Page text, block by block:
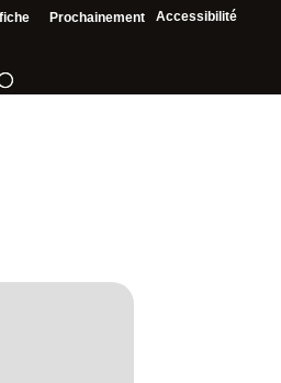
Accessibilité
Prochainement